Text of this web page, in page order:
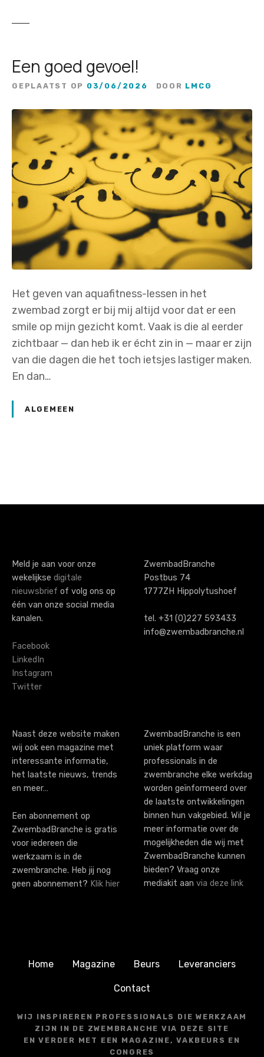
Een goed gevoel!
GEPLAATST OP 03/06/2026 DOOR LMCG
Het geven van aquafitness-lessen in het
zwembad zorgt er bij mij altijd voor dat er een
smile op mijn gezicht komt. Vaak is die al eerder
zichtbaar — dan heb ik er écht zin in — maar er zijn
van die dagen die het toch ietsjes lastiger maken.
En dan…
ALGEMEEN
o
s
n
a
i
g
a
i
o
n
Meld je aan voor onze
wekelijkse digitale
nieuwsbrief of volg ons op
één van onze social media
kanalen.
Facebook
LinkedIn
Instagram
Twitter
ZwembadBranche
Postbus 74
1777ZH Hippolytushoef
tel. +31 (0)227 593433
info@zwembadbranche.nl
Naast deze website maken
wij ook een magazine met
interessante informatie,
het laatste nieuws, trends
en meer…
Een abonnement op
ZwembadBranche is gratis
voor iedereen die
werkzaam is in de
zwembranche. Heb jij nog
geen abonnement? Klik hier
ZwembadBranche is een
uniek platform waar
professionals in de
zwembranche elke werkdag
worden geïnformeerd over
de laatste ontwikkelingen
binnen hun vakgebied. Wil je
meer informatie over de
mogelijkheden die wij met
ZwembadBranche kunnen
bieden? Vraag onze
mediakit aan via deze link
Home Magazine Beurs Leveranciers
Contact
WIJ INSPIREREN PROFESSIONALS DIE WERKZAAM
ZIJN IN DE ZWEMBRANCHE VIA DEZE SITE
EN VERDER MET EEN MAGAZINE, VAKBEURS EN
CONGRES